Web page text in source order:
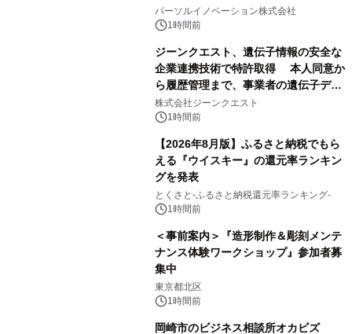
パーソルイノベーション株式会社
1時間前
ジーンクエスト、遺伝子情報の安全な
企業連携技術で特許取得 本人同意か
ら履歴管理まで、事業者の遺伝子デー
タ活用を支援
株式会社ジーンクエスト
1時間前
【2026年8月版】ふるさと納税でもら
える『ウイスキー』の還元率ランキン
グを発表
とくさと-ふるさと納税還元率ランキング-
1時間前
＜事前案内＞『造形制作＆彫刻メンテ
ナンス体験ワークショップ』参加者募
集中
東京都北区
1時間前
岡崎市のビジネス相談所オカビズ